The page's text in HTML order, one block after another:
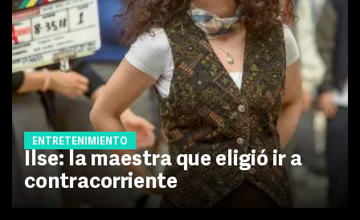
ENTRETENIMIENTO
Ilse: la maestra que eligió ir a
contracorriente